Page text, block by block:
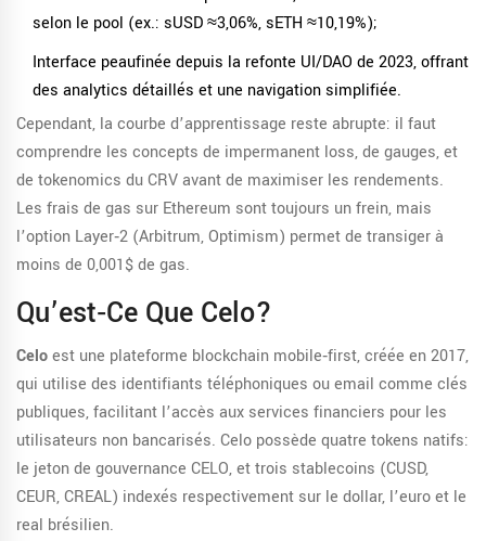
selon le pool (ex.: sUSD ≈3,06%, sETH ≈10,19%);
Interface peaufinée depuis la refonte UI/DAO de 2023, offrant
des analytics détaillés et une navigation simplifiée.
Cependant, la courbe d’apprentissage reste abrupte: il faut
comprendre les concepts de impermanent loss, de gauges, et
de tokenomics du CRV avant de maximiser les rendements.
Les frais de gas sur Ethereum sont toujours un frein, mais
l’option Layer‑2 (Arbitrum, Optimism) permet de transiger à
moins de 0,001$ de gas.
Qu’est‑ce Que Celo?
Celoest une plateforme blockchain mobile‑first, créée en 2017,
qui utilise des identifiants téléphoniques ou email comme clés
publiques, facilitant l’accès aux services financiers pour les
utilisateurs non bancarisés. Celo possède quatre tokens natifs:
le jeton de gouvernance CELO, et trois stablecoins (CUSD,
CEUR, CREAL) indexés respectivement sur le dollar, l’euro et le
real brésilien.